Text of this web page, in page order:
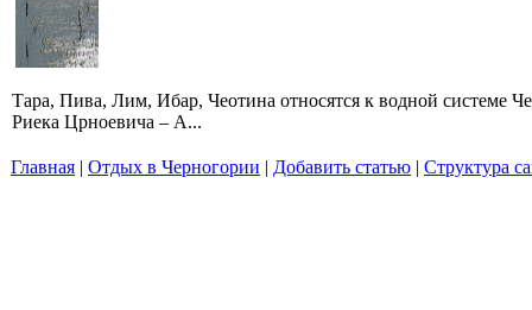
Тара, Пива, Лим, Ибар, Чеотина относятся к водной системе
Риека Црноевича – А...
Главная | Отдых в Черногории | Добавить статью | Структура